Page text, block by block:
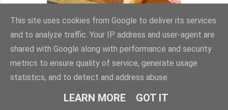
This site uses cookies from Google to deliver its services
and to analyze traffic. Your IP address and user-agent are
shared with Google along with performance and security
metrics to ensure quality of service, generate usage
statistics, and to detect and address abuse.
LEARN MORE GOT IT